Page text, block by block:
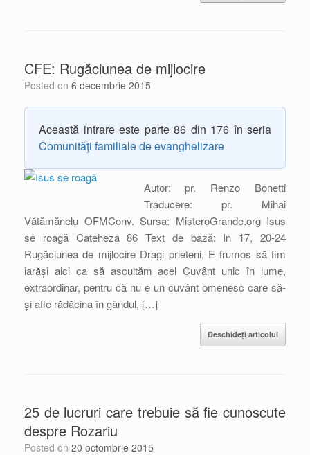
CFE: Rugăciunea de mijlocire
Posted on 6 decembrie 2015
Această intrare este parte 86 din 176 în seria
Comunităţi familiale de evanghelizare
Autor: pr. Renzo Bonetti
Traducere: pr. Mihai
Vătămănelu OFMConv. Sursa: MisteroGrande.org Isus
se roagă Cateheza 86 Text de bază: In 17, 20-24
Rugăciunea de mijlocire Dragi prieteni, E frumos să fim
iarăși aici ca să ascultăm acel Cuvânt unic în lume,
extraordinar, pentru că nu e un cuvânt omenesc care să-
și afle rădăcina în gândul, […]
Deschideți articolul
25 de lucruri care trebuie să fie cunoscute
despre Rozariu
Posted on 20 octombrie 2015